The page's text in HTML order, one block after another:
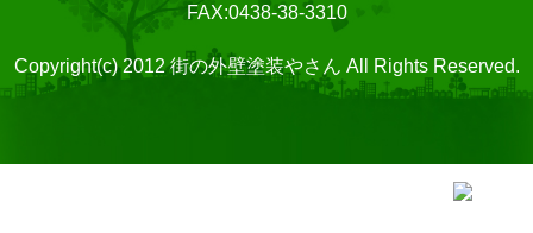
FAX:0438-38-3310
Copyright(c) 2012 街の外壁塗装やさん All Rights Reserved.